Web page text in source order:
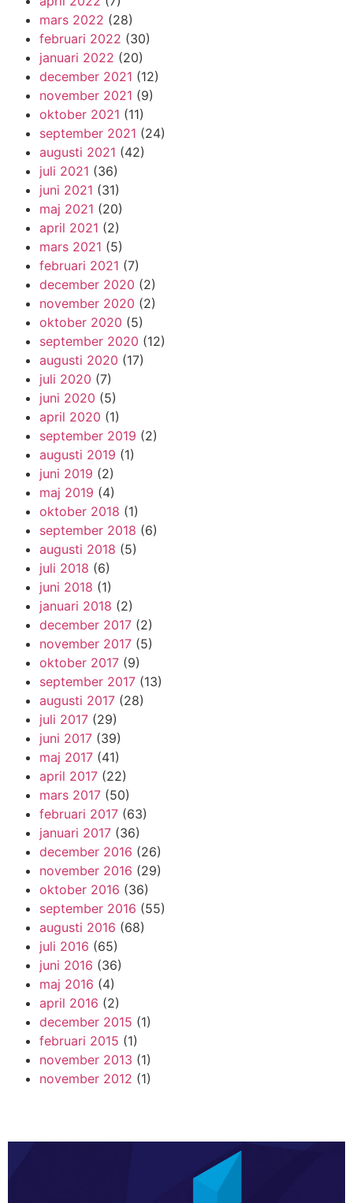
mars 2022 (28)
februari 2022 (30)
januari 2022 (20)
december 2021 (12)
november 2021 (9)
oktober 2021 (11)
september 2021 (24)
augusti 2021 (42)
juli 2021 (36)
juni 2021 (31)
maj 2021 (20)
april 2021 (2)
mars 2021 (5)
februari 2021 (7)
december 2020 (2)
november 2020 (2)
oktober 2020 (5)
september 2020 (12)
augusti 2020 (17)
juli 2020 (7)
juni 2020 (5)
april 2020 (1)
september 2019 (2)
augusti 2019 (1)
juni 2019 (2)
maj 2019 (4)
oktober 2018 (1)
september 2018 (6)
augusti 2018 (5)
juli 2018 (6)
juni 2018 (1)
januari 2018 (2)
december 2017 (2)
november 2017 (5)
oktober 2017 (9)
september 2017 (13)
augusti 2017 (28)
juli 2017 (29)
juni 2017 (39)
maj 2017 (41)
april 2017 (22)
mars 2017 (50)
februari 2017 (63)
januari 2017 (36)
december 2016 (26)
november 2016 (29)
oktober 2016 (36)
september 2016 (55)
augusti 2016 (68)
juli 2016 (65)
juni 2016 (36)
maj 2016 (4)
april 2016 (2)
december 2015 (1)
februari 2015 (1)
november 2013 (1)
november 2012 (1)